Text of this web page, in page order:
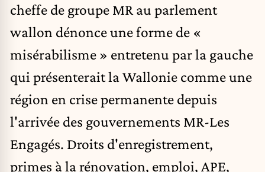
cheffe de groupe MR au parlement
wallon dénonce une forme de «
misérabilisme » entretenu par la gauche
qui présenterait la Wallonie comme une
région en crise permanente depuis
l'arrivée des gouvernements MR-Les
Engagés. Droits d'enregistrement,
primes à la rénovation, emploi, APE,